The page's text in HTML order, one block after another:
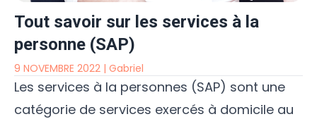
Tout savoir sur les services à la
personne (SAP)
9 NOVEMBRE 2022 | Gabriel
Les services à la personnes (SAP) sont une
catégorie de services exercés à domicile au